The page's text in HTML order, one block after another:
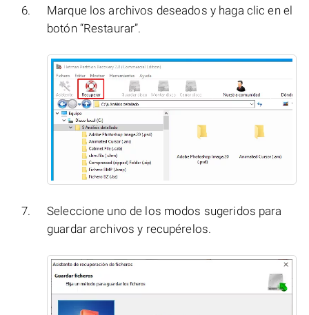
Marque los archivos deseados y haga clic en el
botón “Restaurar”.
Seleccione uno de los modos sugeridos para
guardar archivos y recupérelos.